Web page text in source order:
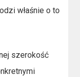
właśnie o to
szerokość